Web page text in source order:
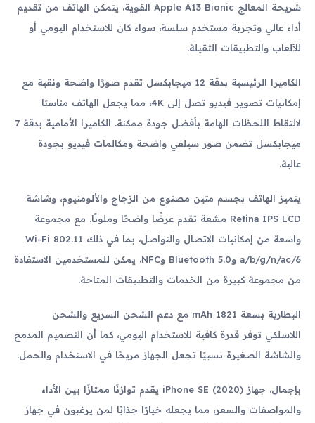
شريحة المعالج Apple A13 Bionic القوية، يتمكن الهاتف من تقديم
أداء عالي وتجربة مستخدم سلسة، سواء كان للاستخدام اليومي أو
للألعاب والتطبيقات الثقيلة.
الكاميرا الرئيسية بدقة 12 ميجابكسل تقدم صورًا واضحة ونقية مع
إمكانيات تصوير فيديو تصل إلى 4K، مما يجعل الهاتف مناسبًا
لالتقاط اللحظات الهامة بأفضل جودة ممكنة. الكاميرا الأمامية بدقة 7
ميجابكسل تضمن صور سيلفي واضحة ومكالمات فيديو بجودة
عالية.
يتميز الهاتف بجسم متين مصنوع من الزجاج والألومنيوم، وشاشة
Retina IPS LCD مشعة تقدم عرضًا واضحًا وملونًا. مع مجموعة
واسعة من إمكانيات الاتصال والتواصل، بما في ذلك Wi-Fi 802.11
a/b/g/n/ac/6 وBluetooth 5.0 وNFC، يمكن للمستخدمين الاستفادة
من مجموعة كبيرة من الخدمات والتطبيقات المتاحة.
البطارية بسعة 1821 mAh مع دعم الشحن السريع والشحن
اللاسلكي توفر قدرة كافية للاستخدام اليومي، كما أن التصميم المدمج
والشاشة الصغيرة نسبيًا تجعل الجهاز مريحًا في الاستخدام والحمل.
بإجمال، جهاز iPhone SE (2020) يقدم توازنًا ممتازًا بين الأداء
والمواصفات والسعر، مما يجعله خيارًا جذابًا لمن يرغبون في جهاز